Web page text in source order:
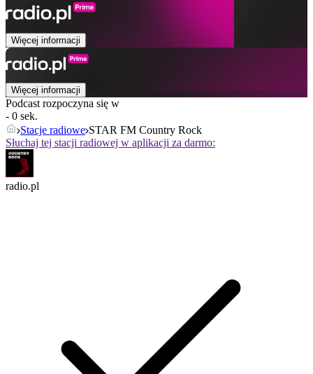
Więcej informacji
Więcej informacji
Podcast rozpoczyna się w
- 0 sek.
Stacje radiowe STAR FM Country Rock
Słuchaj tej stacji radiowej w aplikacji za darmo:
radio.pl